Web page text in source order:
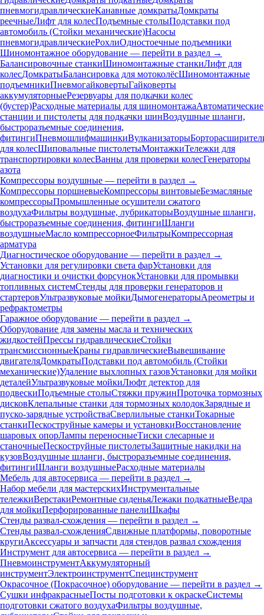
пневмогидравлическиеКанавные домкратыДомкраты
реечныеЛифт для колесПодъемные столыПодставки под
автомобиль (Стойки механические)Насосы
пневмогидравлическиеРохлиОдностоечные подъемники
Шиномонтажное оборудование — перейти в раздел →
Балансировочные станкиШиномонтажные станкиЛифт для
колесДомкратыБалансировка для мотоколёсШиномонтажные
подъемникиПневмогайковертыГайковерты
аккумуляторныеРезервуары для подкачки колес
(бустер)Расходные материалы для шиномонтажаАвтоматические
станции и пистолеты для подкачки шинВоздушные шланги,
быстроразъемные соединения,
фитингиПневмошлифмашинкиВулканизаторы
для колесШиповальные пистолетыМонтажкиТележки для
транспортировки колесВанны для проверки колесГенераторы
азота
Компрессоры воздушные — перейти в раздел →
Компрессоры поршневыеКомпрессоры винтовыеБезмасляные
компрессорыПромышленные осушители сжатого
воздухаФильтры воздушные, лубрикаторыВоздушные шланги,
быстроразъемные соединения, фитингиШланги
воздушныеМасло компрессорноеФильтрыКомпрессорная
арматура
Диагностическое оборудование — перейти в раздел →
Установки для регулировки света фарУстановки для
диагностики и очистки форсунокУстановки для промывки
топливных системСтенды для проверки генераторов и
стартеровУльтразвуковые мойкиДымогенераторыАреометры и
рефрактометры
Гаражное оборудование — перейти в раздел →
Оборудование для замены масла и технических
жидкостейПрессы гидравлическиеСтойки
трансмиссионныеКраны гидравлическиеВывешивание
двигателяДомкратыПодставки под автомобиль (Стойки
механические)Удаление выхлопных газовУстановки для мойки
деталейУльтразвуковые мойкиЛюфт детектор для
подвескиПодъемные столыСтяжки пружинПроточка тормозных
дисковКлепальные станки для тормозных колодокЗарядные и
пуско-зарядные устройстваСверлильные станкиТокарные
станкиПескоструйные камеры и установкиВосстановление
шаровых опорЛампы переносныеТиски слесарные и
станочныеПескоструйные пистолетыЗащитные накидки на
кузовВоздушные шланги, быстроразъемные соединения,
фитингиШланги воздушныеРасходные материалы
Мебель для автосервиса — перейти в раздел →
Набор мебели для мастерскихИнструментальные
тележкиВерстакиРемонтные сиденьяЛежаки подкатныеВедра
для мойкиПерфорированные панелиШкафы
Стенды развал-схождения — перейти в раздел →
Стенды развал-схожденияСдвижные платформы, поворотные
кругиАксессуары и запчасти для стендов развал схождения
Инструмент для автосервиса — перейти в раздел →
ПневмоинструментАккумуляторный
инструментЭлектроинструментСпецинструмент
Окрасочное (Покрасочное) оборудование — перейти в раздел →
Сушки инфракрасныеПосты подготовки к окраскеСистемы
подготовки сжатого воздухаФильтры воздушные,